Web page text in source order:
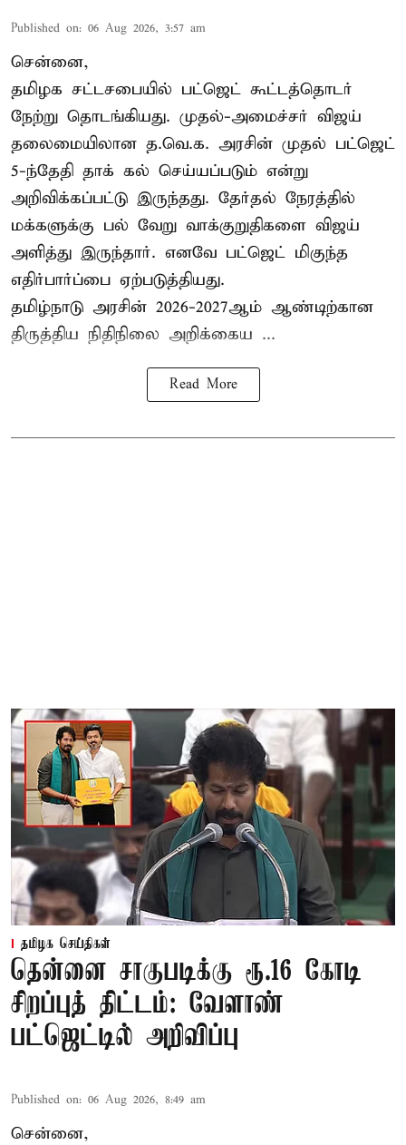
Published on: 06 Aug 2026, 3:57 am
சென்னை,
தமிழக சட்டசபையில் பட்ஜெட் கூட்டத்தொடர்
நேற்று தொடங்கியது. முதல்-அமைச்சர் விஜய்
தலைமையிலான த.வெ.க. அரசின் முதல் பட்ஜெட்
5-ந்தேதி தாக் கல் செய்யப்படும் என்று
அறிவிக்கப்பட்டு இருந்தது. தேர்தல் நேரத்தில்
மக்களுக்கு பல் வேறு வாக்குறுதிகளை விஜய்
அளித்து இருந்தார். எனவே பட்ஜெட் மிகுந்த
எதிர்பார்ப்பை ஏற்படுத்தியது.
தமிழ்நாடு அரசின் 2026-2027ஆம் ஆண்டிற்கான
திருத்திய நிதிநிலை அறிக்கைய ...
Read More
தமிழக செய்திகள்
தென்னை சாகுபடிக்கு ரூ.16 கோடி
சிறப்புத் திட்டம்: வேளாண்
பட்ஜெட்டில் அறிவிப்பு
Published on: 06 Aug 2026, 8:49 am
சென்னை,